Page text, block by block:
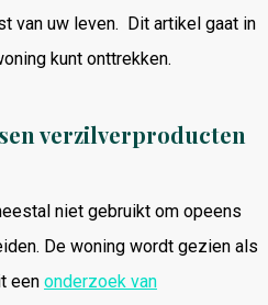
van uw leven. Dit artikel gaat in
kunt onttrekken.
verzilverproducten
niet gebruikt om opeens
De woning wordt gezien als
een onderzoek van